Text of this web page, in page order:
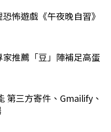
怖遊戲《午夜晚自習》
推薦「豆」陣補足高蛋
第三方寄件、Gmailify、